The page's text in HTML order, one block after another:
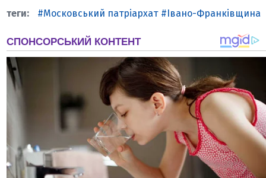
Московський патріархат Івано-Франківщина